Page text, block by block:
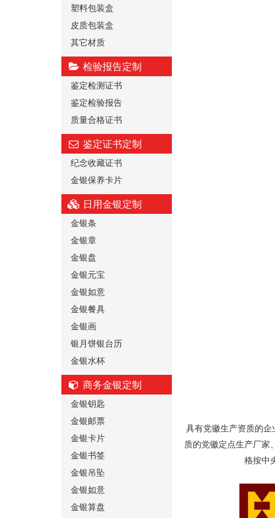
塑料包装盒
皮质包装盒
其它材质
检验报告定制
鉴定检测证书
鉴定检验报告
质量合格证书
鉴定证书定制
纪念收藏证书
金银保养卡片
日用金银定制
金银条
金银章
金银盘
金银元宝
金银如意
金银餐具
金银画
银月饼银台历
金银水杯
商务金银定制
金银钥匙
金银邮票
金银卡片
金银书签
金银吊坠
金银如意
金银算盘
具有党徽生产资质的
质的党徽定点生产厂
格按中